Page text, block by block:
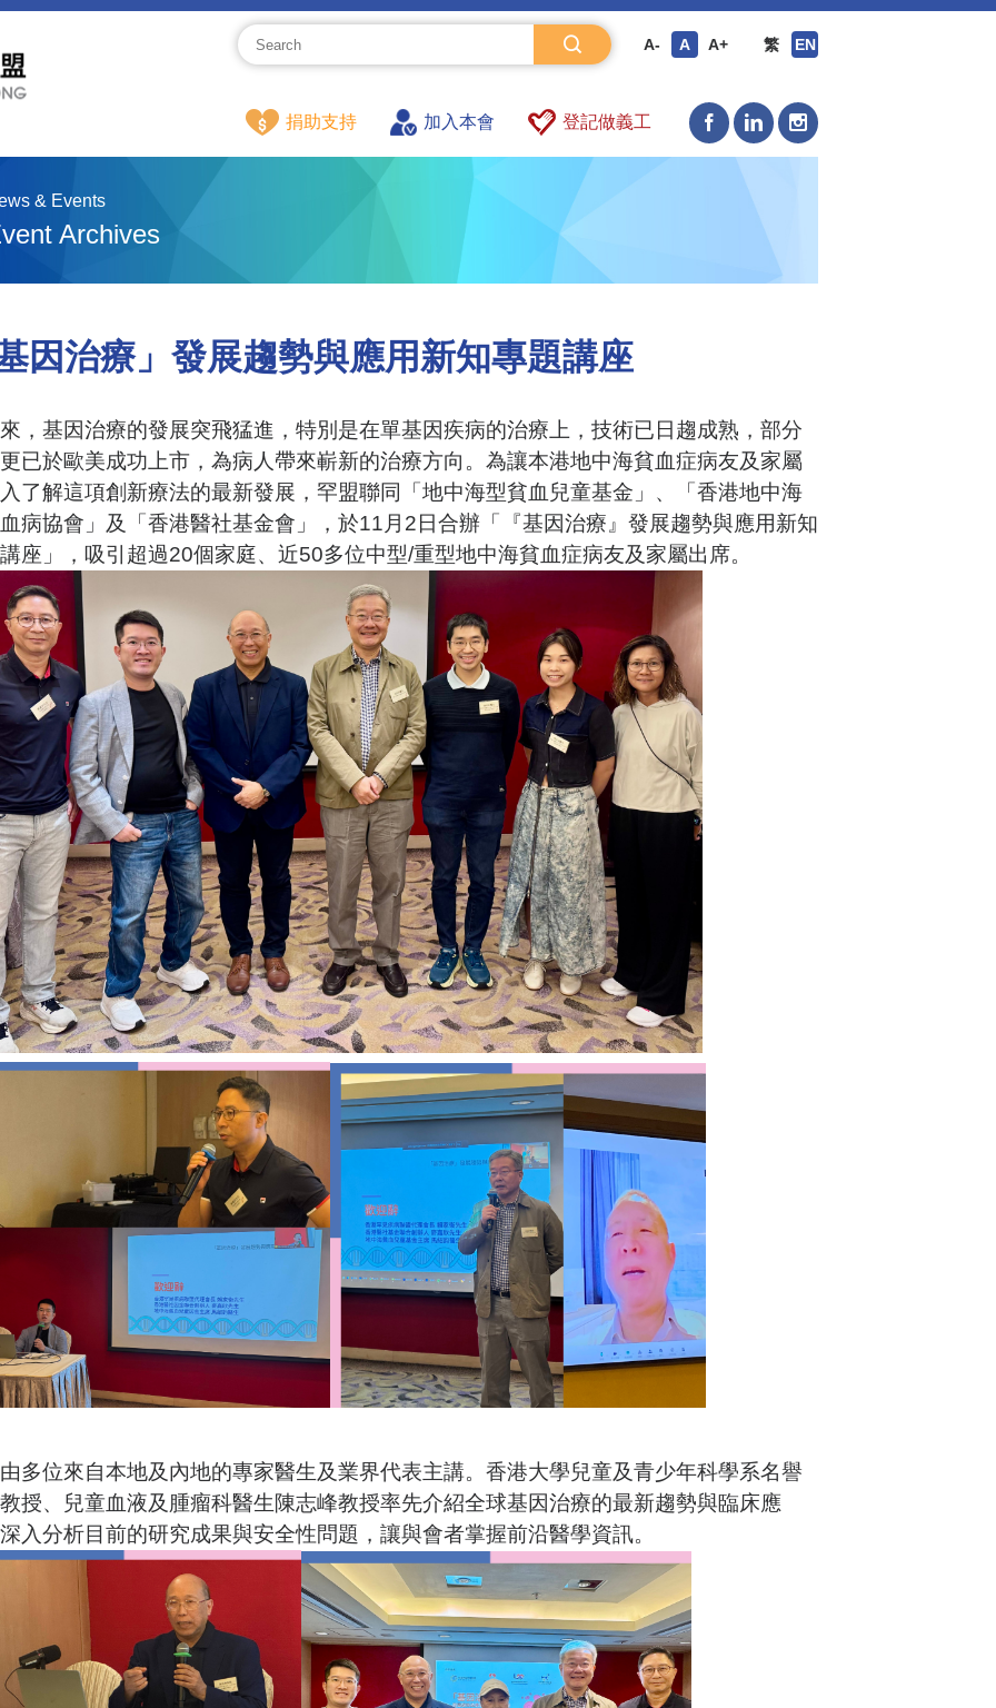
A- A A+ 繁 EN
捐助支持 加入本會 登記做義工
& Events
Archives
因治療」發展趨勢與應用新知專題講座
，基因治療的發展突飛猛進，特別是在單基因疾病的治療上，技術已日趨成熟，部分
已於歐美成功上市，為病人帶來嶄新的治療方向。為讓本港地中海貧血症病友及家屬
了解這項創新療法的最新發展，罕盟聯同「地中海型貧血兒童基金」、「香港地中海
病協會」及「香港醫社基金會」，於11月2日合辦「『基因治療』發展趨勢與應用新知
座」，吸引超過20個家庭、近50多位中型/重型地中海貧血症病友及家屬出席。
多位來自本地及內地的專家醫生及業界代表主講。香港大學兒童及青少年科學系名譽
授、兒童血液及腫瘤科醫生陳志峰教授率先介紹全球基因治療的最新趨勢與臨床應
入分析目前的研究成果與安全性問題，讓與會者掌握前沿醫學資訊。